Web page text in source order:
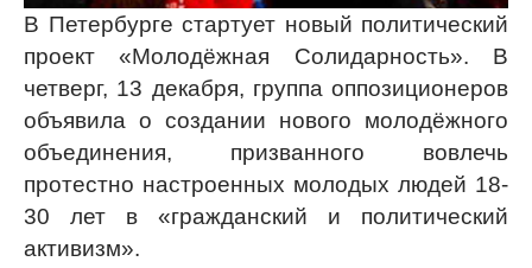
В Петербурге стартует новый политический
проект «Молодёжная Солидарность». В
четверг, 13 декабря, группа оппозиционеров
объявила о создании нового молодёжного
объединения, призванного вовлечь
протестно настроенных молодых людей 18-
30 лет в «гражданский и политический
активизм».